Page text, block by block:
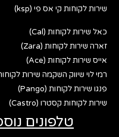
שירות לקוחות קי אס פי (ksp)
כאל שירות לקוחות (Cal)
זארה שירות לקוחות (Zara)
אייס שירות לקוחות (Ace)
רמי לוי שיווק השקמה שירות לקוחות
פנגו שירות לקוחות (Pango)
שירות לקוחות קסטרו (Castro)
טלפונים